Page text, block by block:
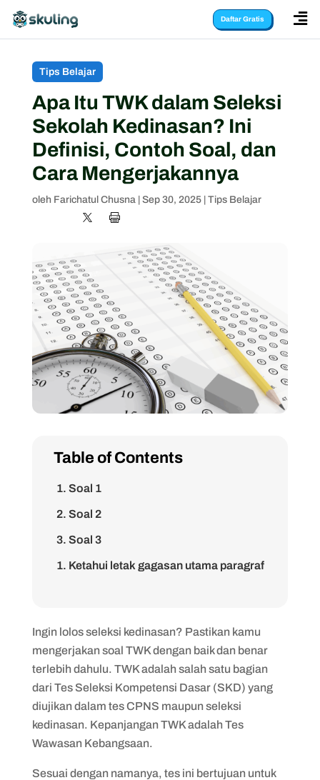
Daftar Gratis 
Tips Belajar
Apa Itu TWK dalam Seleksi
Sekolah Kedinasan? Ini
Definisi, Contoh Soal, dan
Cara Mengerjakannya
oleh Farichatul Chusna| Sep 30, 2025| Tips Belajar
Table of Contents
1. Soal 1
2. Soal 2
3. Soal 3
1. Ketahui letak gagasan utama paragraf
Ingin lolos seleksi kedinasan? Pastikan kamu
mengerjakan soal TWK dengan baik dan benar
terlebih dahulu. TWK adalah salah satu bagian
dari Tes Seleksi Kompetensi Dasar (SKD) yang
diujikan dalam tes CPNS maupun seleksi
kedinasan. Kepanjangan TWK adalah Tes
Wawasan Kebangsaan.
Sesuai dengan namanya, tes ini bertujuan untuk